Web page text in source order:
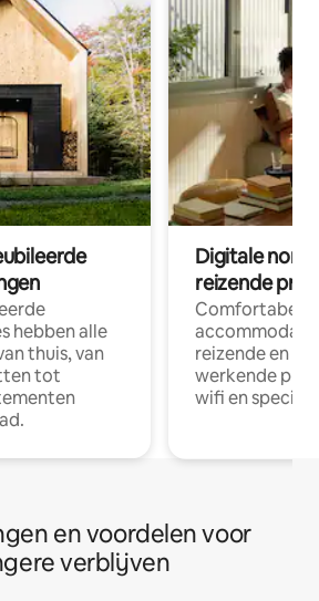
hebben alle
thuis, van
tot
Digitale
reizende
Comfortabele
reizende en
werkende
wifi en
en voordelen voor
verblijven